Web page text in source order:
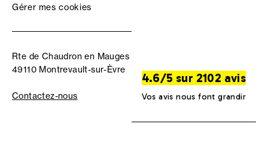
Gérer mes cookies
Rte de Chaudron en Mauges
49110 Montrevault-sur-Èvre
Contactez-nous
4.6/5 sur 2102 avis
Vos avis nous font grandir